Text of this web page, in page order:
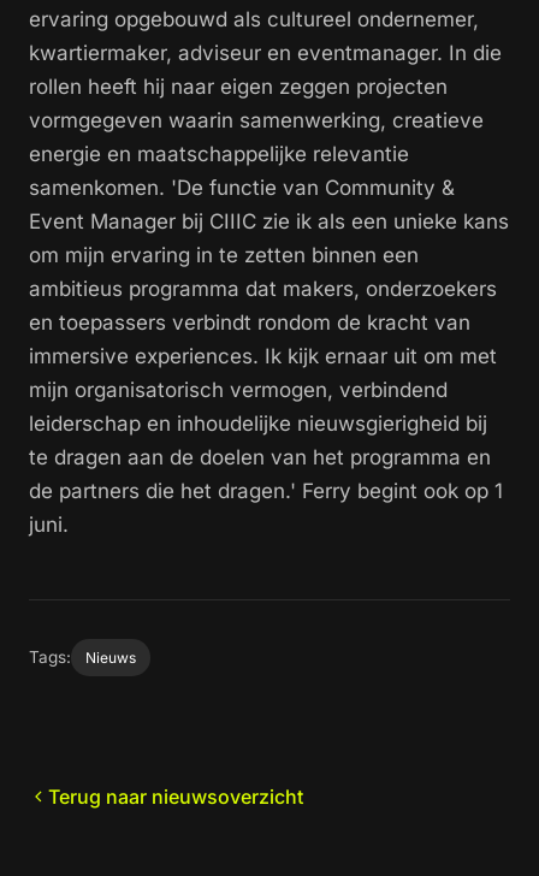
ervaring opgebouwd als cultureel ondernemer,
kwartiermaker, adviseur en eventmanager. In die
rollen heeft hij naar eigen zeggen projecten
vormgegeven waarin samenwerking, creatieve
energie en maatschappelijke relevantie
samenkomen. 'De functie van Community &
Event Manager bij CIIIC zie ik als een unieke kans
om mijn ervaring in te zetten binnen een
ambitieus programma dat makers, onderzoekers
en toepassers verbindt rondom de kracht van
immersive experiences. Ik kijk ernaar uit om met
mijn organisatorisch vermogen, verbindend
leiderschap en inhoudelijke nieuwsgierigheid bij
te dragen aan de doelen van het programma en
de partners die het dragen.' Ferry begint ook op 1
juni.
Tags: Nieuws
Terug naar nieuwsoverzicht